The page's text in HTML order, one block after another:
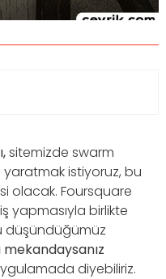
sitemizde swarm
istiyoruz, bu
olacak. Foursquare
yapmasıyla birlikte
düşündüğümüz
diyebiliriz.